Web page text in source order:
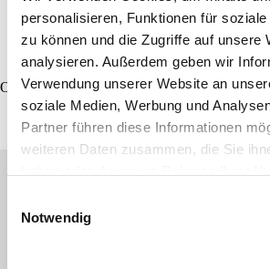
personalisieren, Funktionen für
zu können und die Zugriffe auf unsere
analysieren. Außerdem geben wir
Verwendung unserer Website an
soziale Medien, Werbung und
Partner führen diese Informationen
weiteren Daten zusammen, die Sie
Notwendig
DE EN FR
Oops, an error occurred! Code: